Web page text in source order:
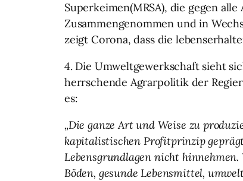
Superkeimen(MRSA), die gegen
Zusammengenommen und in
zeigt Corona, dass die
4. Die Umweltgewerkschaft sieht
herrschende Agrarpolitik der
es:
„Die ganze Art und Weise zu
kapitalistischen Profitprinzip
Lebensgrundlagen nicht
Böden, gesunde Lebensmittel,